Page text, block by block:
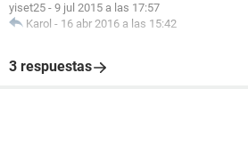
yiset25 - 9 jul 2015 a las 17:57
Karol - 16 abr 2016 a las 15:42
3 respuestas